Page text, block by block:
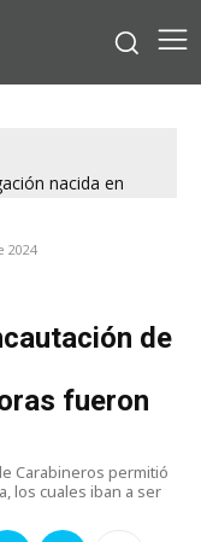
nacida en
2024
de
fueron
Carabineros permitió
los cuales iban a ser